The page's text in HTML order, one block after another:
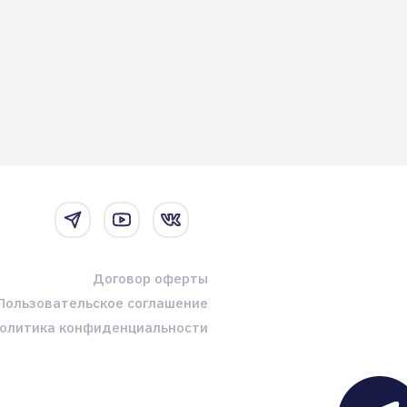
Договор оферты
соглашение
конфиденциальности